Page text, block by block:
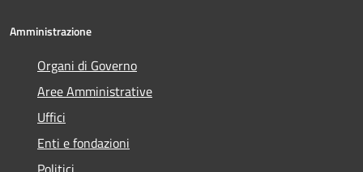
Amministrazione
Organi di Governo
Aree Amministrative
Uffici
Enti e fondazioni